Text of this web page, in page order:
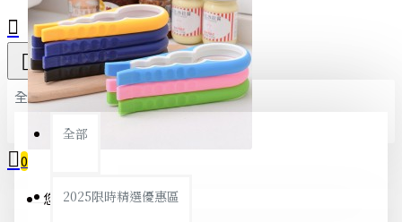
全部
全部
2025限時精選優惠區
0
您的購物車內沒有商品！